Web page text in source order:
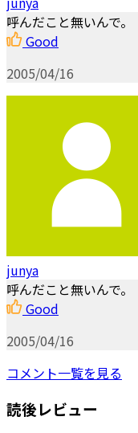
呼んだこと無いんで。
Good
2005/04/16
junya
呼んだこと無いんで。
Good
2005/04/16
コメント一覧を見る
読後レビュー